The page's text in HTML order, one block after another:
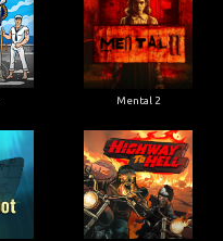
Mental 2